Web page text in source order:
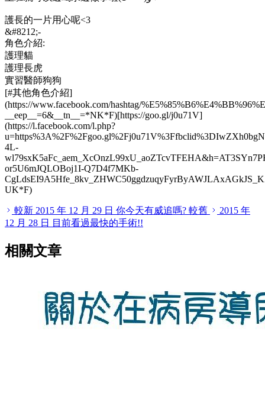
護長的一片用心呢<3
&#8212;-
角色介紹:
護理貓
護理長虎
實習醫師狗狗
[#其他角色介紹]
(https://www.facebook.com/hashtag/
eep =6& tn =*NK*F)[https://goo.gl/j0u71V]
(https://l.facebook.com/l.php?
4L-
or5U6mJQLOBoj1I-Q7D4f7MKb-
UK*F)
較新 2015 年 12 月 29 日 你今天有威追嗎? 較舊
2015 年
12 月 28 日
目前看過最快的手術!!
相關文章